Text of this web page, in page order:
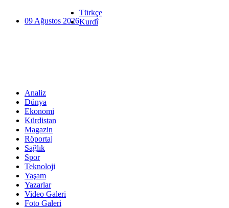
09 Ağustos 2026
Türkçe
Kurdî
Analiz
Dünya
Ekonomi
Kürdistan
Magazin
Röportaj
Sağlık
Spor
Teknoloji
Yaşam
Yazarlar
Video Galeri
Foto Galeri